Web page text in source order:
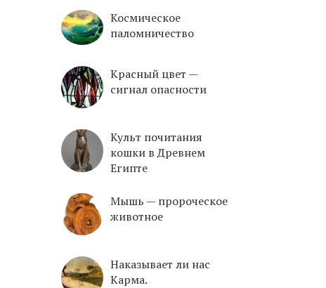
Космическое
паломничество
Красный цвет —
сигнал опасности
Культ почитания
кошки в Древнем
Египте
Mышь — пророческое
животное
Наказывает ли нас
Карма.